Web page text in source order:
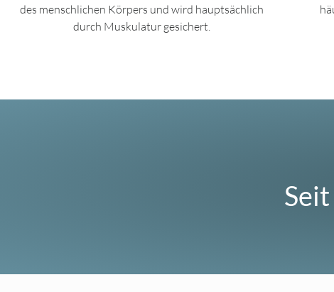
des menschlichen Körpers und wird hauptsächlich
durch Muskulatur gesichert.